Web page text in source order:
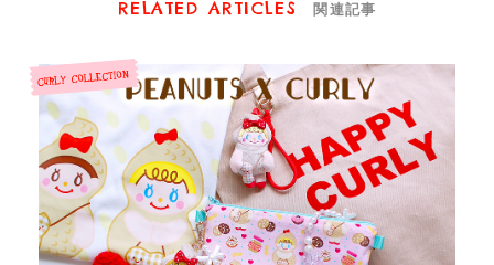
RELATED ARTICLES 関連記事